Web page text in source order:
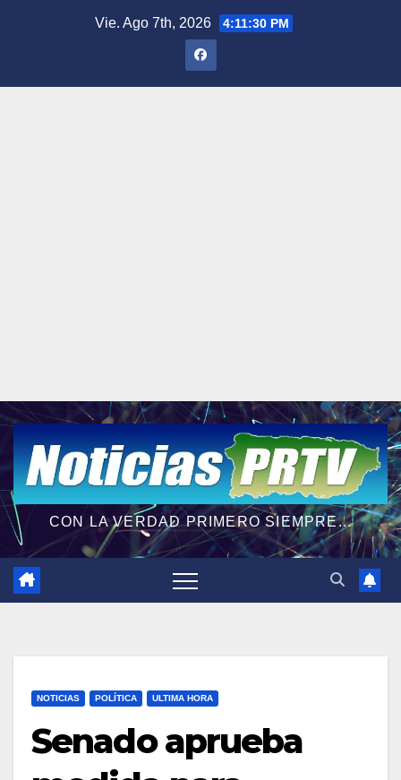
Vie. Ago 7th, 2026 4:11:31 PM
CON LA VERDAD PRIMERO SIEMPRE...
NOTICIAS POLÍTICA ULTIMA HORA
Senado aprueba